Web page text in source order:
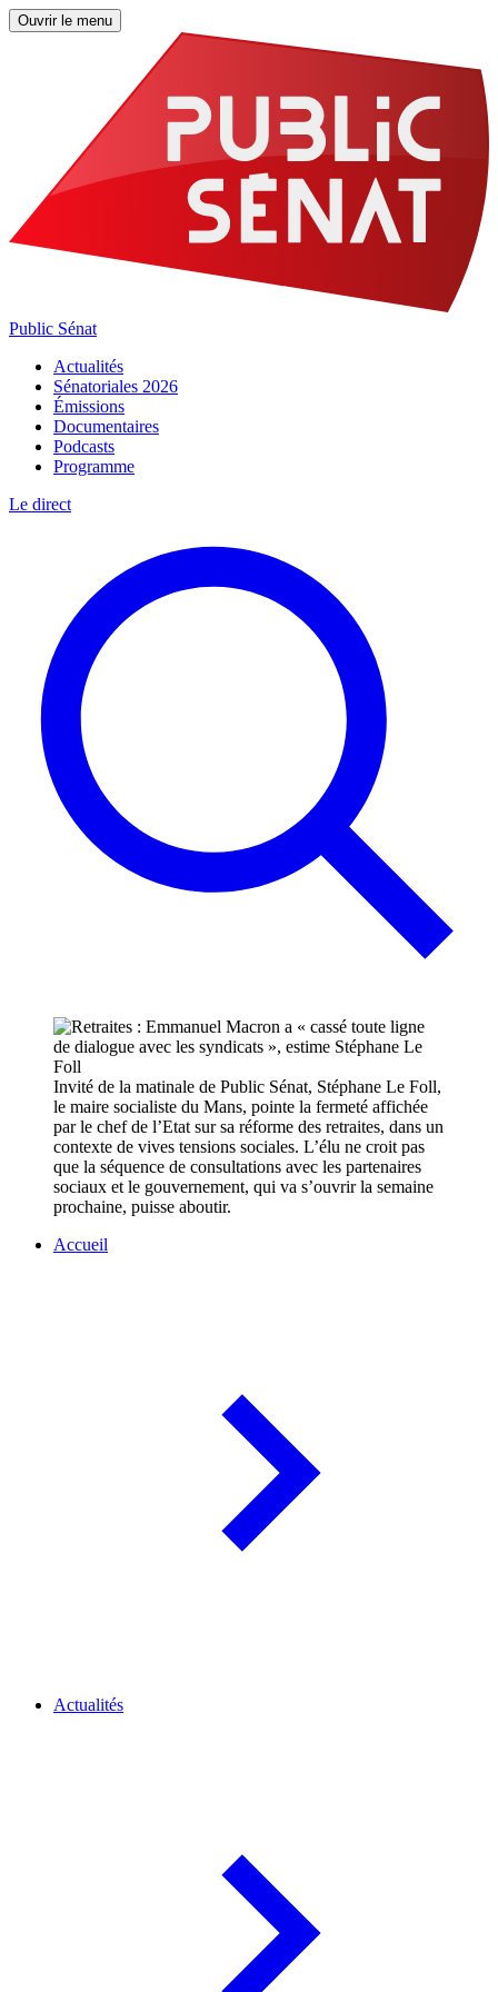
Ouvrir le menu
Public Sénat
Actualités
Sénatoriales 2026
Émissions
Documentaires
Podcasts
Programme
Le direct
Invité de la matinale de Public Sénat, Stéphane Le Foll,
le maire socialiste du Mans, pointe la fermeté affichée
par le chef de l’Etat sur sa réforme des retraites, dans un
contexte de vives tensions sociales. L’élu ne croit pas
que la séquence de consultations avec les partenaires
sociaux et le gouvernement, qui va s’ouvrir la semaine
prochaine, puisse aboutir.
Accueil
Actualités